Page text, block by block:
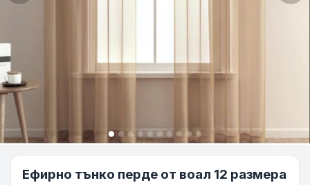
Ефирно тънко перде от воал 12 размера